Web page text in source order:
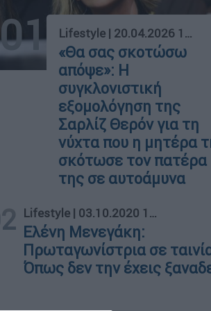
01 Lifestyle | 20.04.2026 11:22
«Θα σας σκοτώσω
απόψε»: Η
συγκλονιστική
εξομολόγηση της
Σαρλίζ Θερόν για τη
νύχτα που η μητέρα
σκότωσε τον πατέρα
της σε αυτοάμυνα
Lifestyle | 03.10.2020 11:08
Ελένη Μενεγάκη:
Πρωταγωνίστρια σε
Όπως δεν την έχεις